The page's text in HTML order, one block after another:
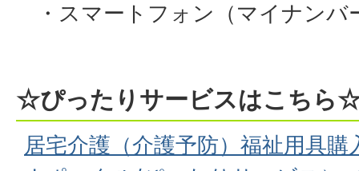
・スマートフォン（マイナンバ
☆ぴったりサービスはこちら
居宅介護（介護予防）福祉用具